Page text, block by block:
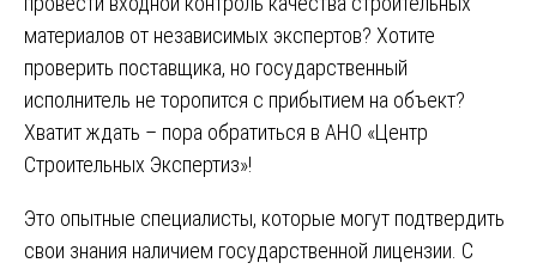
материалов от независимых экспертов? Хотите
проверить поставщика, но государственный
исполнитель не торопится с прибытием на объект?
Хватит ждать – пора обратиться в АНО «Центр
Строительных Экспертиз»!
Это опытные специалисты, которые могут подтвердить
свои знания наличием государственной лицензии. С